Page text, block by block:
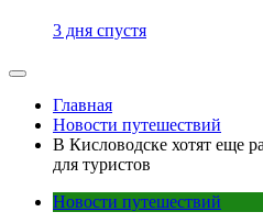
3 дня спустя
Главная
Новости путешествий
В Кисловодске хотят еще
для туристов
Новости путешествий